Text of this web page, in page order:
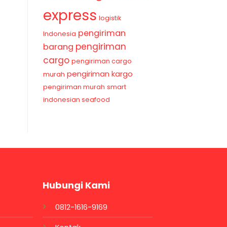
express logistik
Indonesia pengiriman
barang pengiriman
cargo pengiriman cargo
murah pengiriman kargo
pengiriman murah smart
indonesian seafood
Hubungi Kami
0812-1616-9169